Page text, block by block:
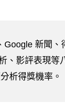
Google 新聞
、影評表現等
析得獎機率。